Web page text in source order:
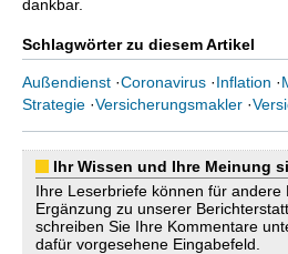
dankbar.
Schlagwörter zu diesem Artikel
Außendienst ·Coronavirus ·Inflation ·
Strategie ·Versicherungsmakler ·
Ihr Wissen und Ihre Meinung
Ihre Leserbriefe können für andere
Ergänzung zu unserer
schreiben Sie Ihre Kommentare
dafür vorgesehene Eingabefeld.